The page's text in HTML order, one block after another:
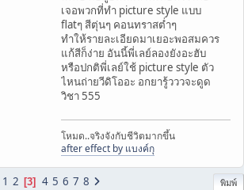
เจอพวกที่ทำ picture style แบบ
flatๆ สีตุ่นๆ คอนทราสต่ำๆ
ทำให้รายละเอียดมาเยอะพอสมควร
แก้สีก็ง่าย อันนี้พี่เลย์ลองยังอะฮับ
หรือปกติพี่เลย์ใช้ picture style ตัว
ไหนถ่ายวีดิโออะ อกยารู้วววจะดูด
วิชา 555
โหมด..จริงจังกับชีวิตมากขึ้น
after effect by แบงค์กุ
พิมพ์
1 2 3 4 5 6 7 8